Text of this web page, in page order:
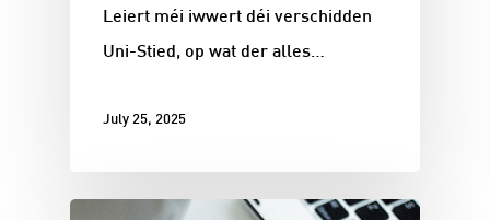
Leiert méi iwwert déi verschidden
Uni-Stied, op wat der alles…
July 25, 2025